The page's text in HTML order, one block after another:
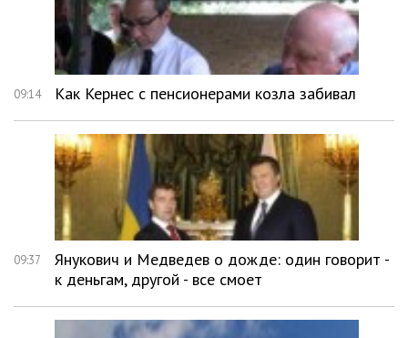
09:14 Как Кернес с пенсионерами козла забивал
09:37
Янукович и Медведев о дожде: один говорит -
к деньгам, другой - все смоет